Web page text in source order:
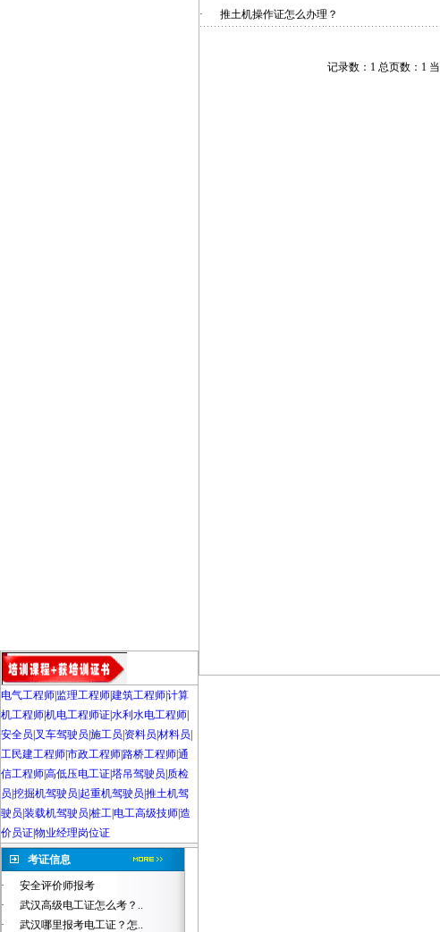
电气工程师 监理工程师建筑工程师计算
机工程师机电工程师证水利水电工程师
安全员 叉车驾驶员 施工员 资料员 材料员
工民建工程师市政工程师路桥工程师通
信工程师高低压电工证塔吊驾驶员 质检
员 挖掘机驾驶员|起重机驾驶员 推土机驾
驶员 装载机驾驶员 桩工电工高级技师造
价员证物业经理岗位证
考证信息
·
安全评价师报考
·
武汉高级电工证怎么考？..
·
武汉哪里报考电工证？怎..
· 推土机操作证怎么办理？
记录数：1 总页数：1